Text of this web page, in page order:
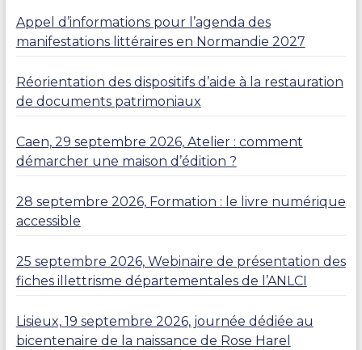
Appel d’informations pour l’agenda des
manifestations littéraires en Normandie 2027
Réorientation des dispositifs d’aide à la restauration
de documents patrimoniaux
Caen, 29 septembre 2026, Atelier : comment
démarcher une maison d’édition ?
28 septembre 2026, Formation : le livre numérique
accessible
25 septembre 2026, Webinaire de présentation des
fiches illettrisme départementales de l’ANLCI
Lisieux, 19 septembre 2026, journée dédiée au
bicentenaire de la naissance de Rose Harel